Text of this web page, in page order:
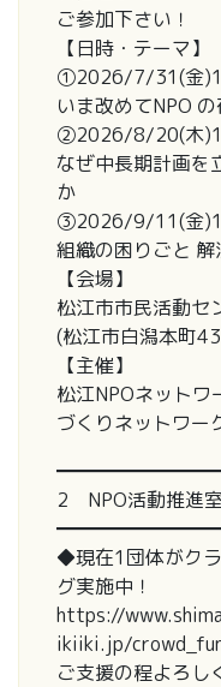
ご参加下さい！
【日時・テーマ】
①2026/7/31(金
いま改めてNPO
②2026/8/20(木
なぜ中長期計画を
か
③2026/9/11(金
組織の困りごと 解
【会場】
松江市市民活動セ
(松江市白潟本町
【主催】
松江NPOネットワ
づくりネットワー
2 NPO活動推進
◆現在1団体がク
グ実施中！
https://
ikiiki.jp/
ご支援の程よろし